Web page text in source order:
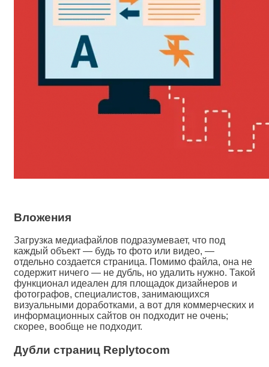
Вложения
Загрузка медиафайлов подразумевает, что под
каждый объект — будь то фото или видео, —
отдельно создается страница. Помимо файла, она не
содержит ничего — не дубль, но удалить нужно. Такой
функционал идеален для площадок дизайнеров и
фотографов, специалистов, занимающихся
визуальными доработками, а вот для коммерческих и
информационных сайтов он подходит не очень;
скорее, вообще не подходит.
Дубли страниц Replytocom